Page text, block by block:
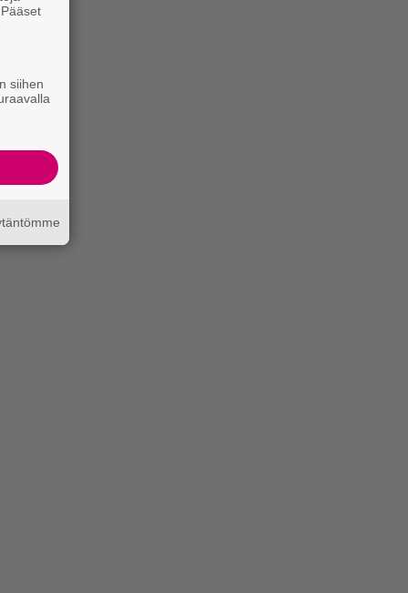
siihen